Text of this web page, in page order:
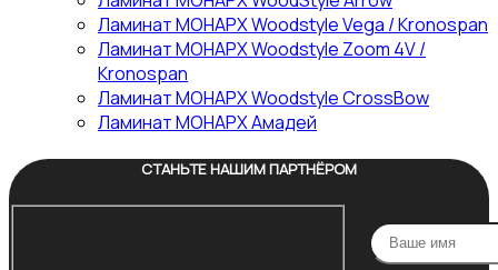
Ламинат МОНАРХ Woodstyle Vega / Kronospan
Ламинат МОНАРХ Woodstyle Zoom 4V /
Kronospan
Ламинат МОНАРХ Woodstyle СrossBow
Ламинат МОНАРХ Амадей
СТАНЬТЕ НАШИМ ПАРТНЁРОМ